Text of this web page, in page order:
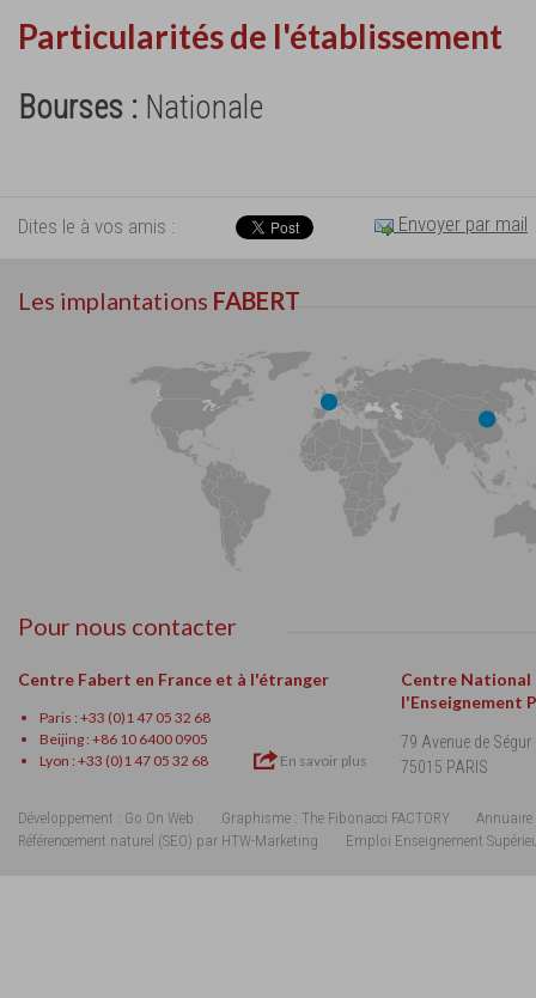
Particularités de l'établissement
Bourses : Nationale
Dites le à vos amis : Envoyer par mail
Les implantations FABERT
Pour nous contacter
Centre Fabert en France et à l'étranger
Paris : +33 (0)1 47 05 32 68
Beijing : +86 10 6400 0905
Lyon : +33 (0)1 47 05 32 68
En savoir plus
Centre National
l'Enseignement
79 Avenue de Ségur
75015 PARIS
Développement : Go On Web Graphisme : The Fibonacci FACTORY
Annuaire
Référencement naturel (SEO) par HTW-Marketing
Emploi Enseignement